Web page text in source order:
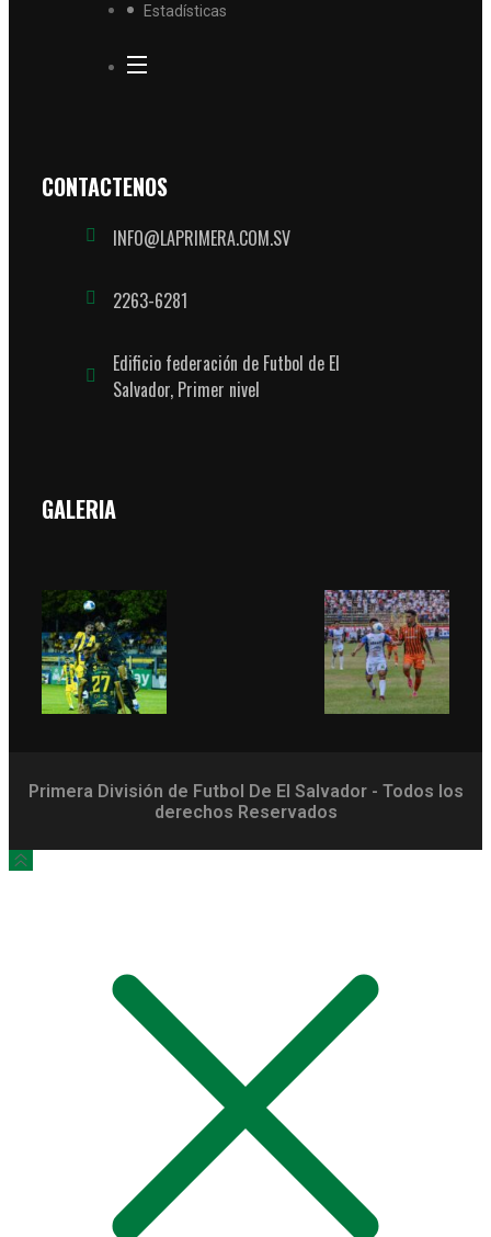
Estadísticas
CONTACTENOS
INFO@LAPRIMERA.COM.SV
2263-6281
Edificio federación de Futbol de El
Salvador, Primer nivel
GALERIA
Primera División de Futbol De El Salvador - Todos los
derechos Reservados